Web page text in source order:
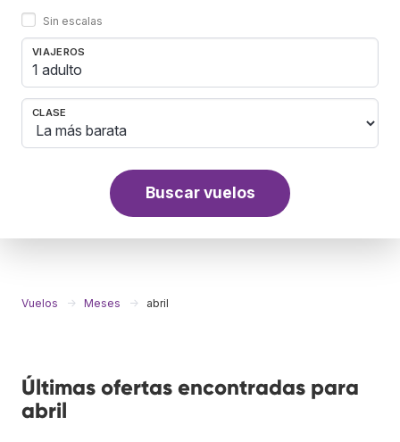
Sin escalas
VIAJEROS
1 adulto
CLASE
Buscar vuelos
Vuelos Meses abril
Últimas ofertas encontradas para
abril